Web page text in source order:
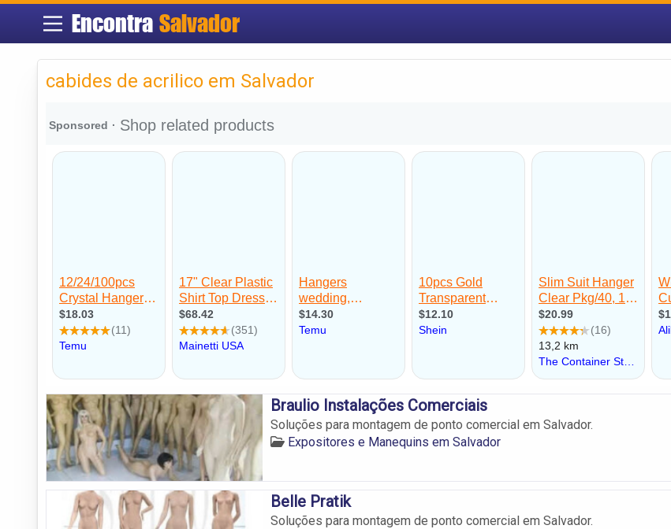
Encontra Salvador
cabides de acrilico em Salvador
Braulio Instalações Comerciais
Soluções para montagem de ponto comercial em Salvador.
Expositores e Manequins em Salvador
Belle Pratik
Soluções para montagem de ponto comercial em Salvador.